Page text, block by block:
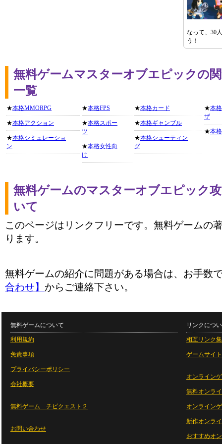
なって、30
う！
無料ゲームマスターオブエピックの
一覧
★本格MMORPG
★本格アクション
★本格シミュレーショ
ン
★本格FPS
★本格スポー
ツ
★本格女性向
け
★本格カード
★本格ギャンブル
★本格シューティン
グ
★本
ザ
★本
無料ゲームのマスターオブエピック
いて
このページはリンクフリーです。無料ゲームの
ります。
無料ゲームの紹介に問題がある場合は、お手数
合わせ】 からご連絡下さい。
無料ゲームについて
利用規約
免責事項
プライバシーポリシー
会社概要
無料ゲーム チビクエスト２
お問い合わせ
リンクにつ
相互リンク集
ゲームサイ
オンライン
無料オンラ
オンライン
新作オンラ
おすすめオ